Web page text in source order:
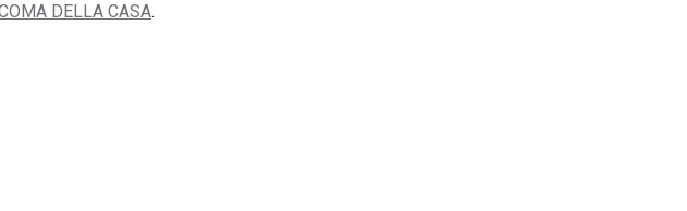
DELLA CASA.